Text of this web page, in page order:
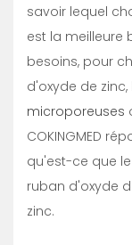
savoir lequel
est la meilleure
besoins, pour
d'oxyde de zinc,
microporeuses
COKINGMED
qu'est-ce que
ruban d'oxyde
zinc.